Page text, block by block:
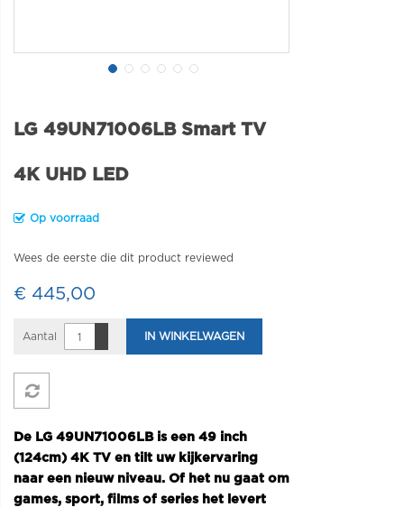
LG 49UN71006LB Smart TV
4K UHD LED
Op voorraad
Wees de eerste die dit product reviewed
€ 445,00
Aantal IN WINKELWAGEN
De LG 49UN71006LB is een 49 inch
(124cm) 4K TV en tilt uw kijkervaring
naar een nieuw niveau. Of het nu gaat om
games, sport, films of series het levert